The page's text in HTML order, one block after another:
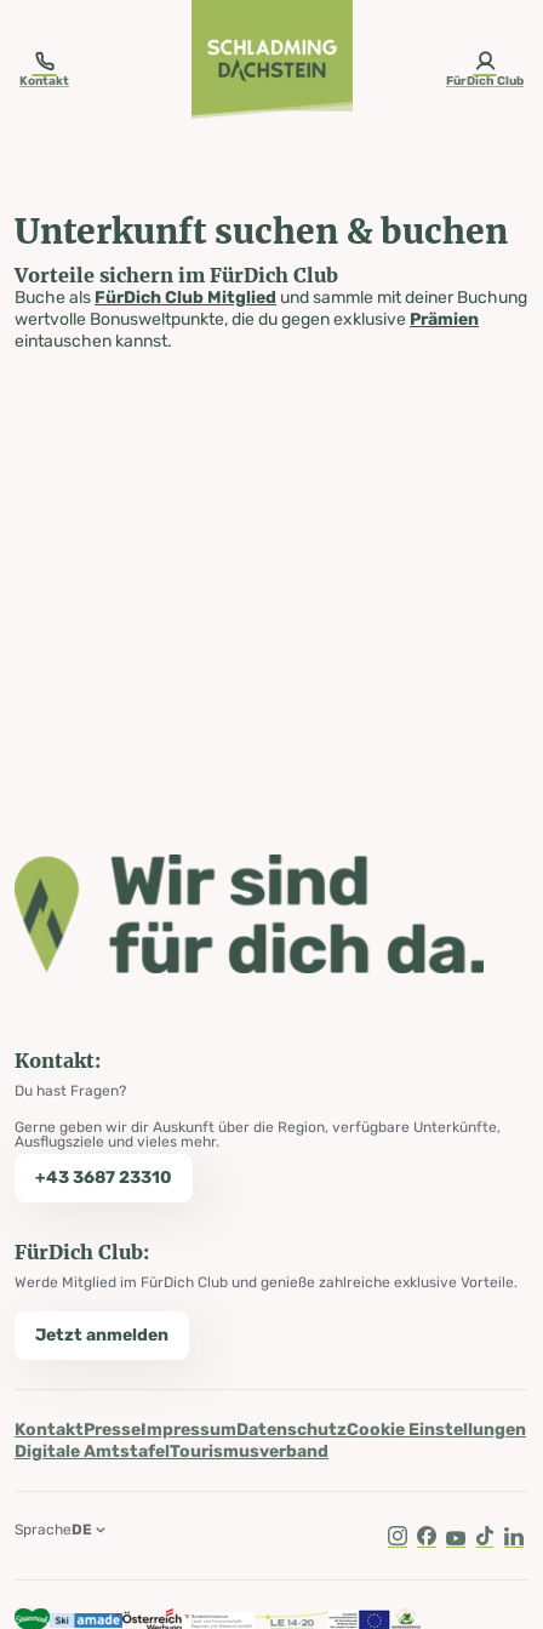
Kontakt FürDich Club
Unterkunft suchen & buchen
Vorteile sichern im FürDich Club
Buche als FürDich Club Mitglied und sammle mit deiner Buchung
wertvolle Bonusweltpunkte, die du gegen exklusive Prämien
eintauschen kannst.
Kontakt:
Du hast Fragen?
Gerne geben wir dir Auskunft über die Region, verfügbare Unterkünfte,
Ausflugsziele und vieles mehr.
+43 3687 23310
FürDich Club:
Werde Mitglied im FürDich Club und genieße zahlreiche exklusive Vorteile.
Jetzt anmelden
KontaktPresseImpressumDatenschutzCookie Einstellungen
Digitale AmtstafelTourismusverband
Instagram
Facebook
Youtube
Tik Tok
SpracheDE